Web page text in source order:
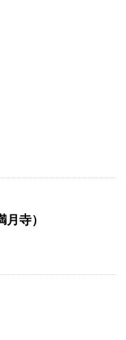
寺）